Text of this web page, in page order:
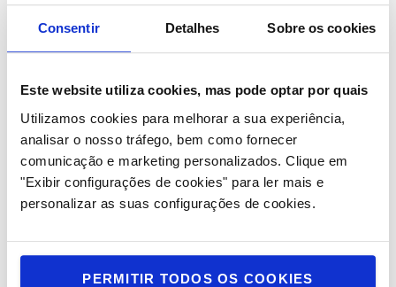
Consentir Detalhes Sobre os cookies
Este website utiliza cookies, mas pode optar por quais
Utilizamos cookies para melhorar a sua experiência,
analisar o nosso tráfego, bem como fornecer
comunicação e marketing personalizados. Clique em
"Exibir configurações de cookies" para ler mais e
personalizar as suas configurações de cookies.
PERMITIR TODOS OS COOKIES
onde empilhar exatamente as paletes.
Caso as suas operações exijam algumas aplicações de
empilhamento ao ar livre ou se efetuar des/cargas de
camiões pela lateral, os empilhadores retráteis também
estão disponíveis com pneus especiais para uso no
exterior.
Saiba mais sobre a família de empilhadoress Toyota
Consulte empilhadores Usados Aprovados Toyota ​​para